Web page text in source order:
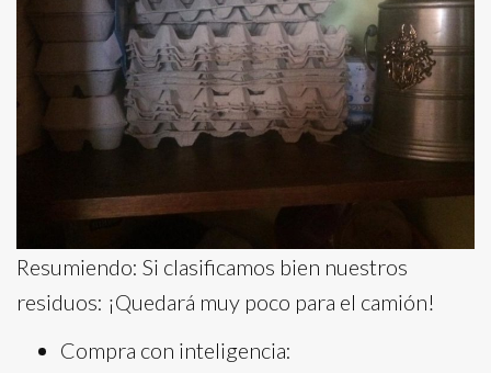
Resumiendo: Si clasificamos bien nuestros
residuos: ¡Quedará muy poco para el camión!
Compra con inteligencia: